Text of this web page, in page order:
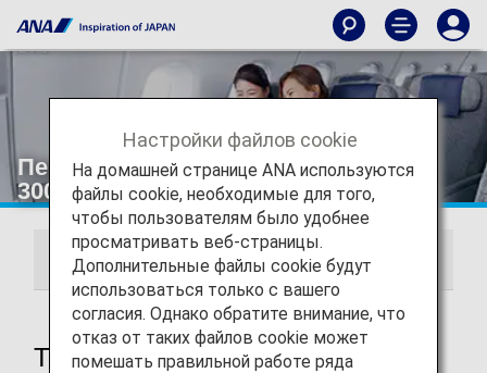
Первый класс в самолетах B777-
300ER
THE Suite ANA FIRST SQUARE
THE Suite
Настройки файлов cookie
На домашней странице ANA используются
файлы cookie, необходимые для того,
чтобы пользователям было удобнее
просматривать веб-страницы.
Дополнительные файлы cookie будут
использоваться только с вашего
согласия. Однако обратите внимание, что
отказ от таких файлов cookie может
помешать правильной работе ряда